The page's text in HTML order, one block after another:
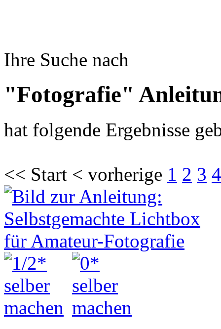
Ihre Suche nach
"Fotografie"
hat folgende Ergebnisse
<< Start < vorherige 1 2 3 4